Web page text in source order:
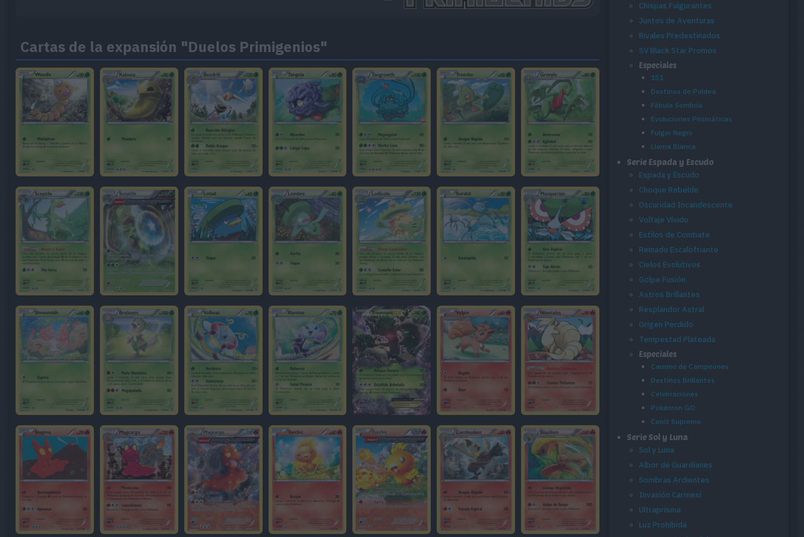
Cartas de la expansión "Duelos Primigenios"
Chispas Fulgurantes
Juntos de Aventuras
Rivales Predestinados
SV Black Star Promos
Especiales
151
Destinos de Paldea
Fábula Sombría
Evoluciones Prismáticas
Fulgor Negro
Llama Blanca
Serie Espada y Escudo
Espada y Escudo
Choque Rebelde
Oscuridad Incandescente
Voltaje Vívido
Estilos de Combate
Reinado Escalofriante
Cielos Evolutivos
Golpe Fusión
Astros Brillantes
Resplandor Astral
Origen Perdido
Tempestad Plateada
Especiales
Camino de Campeones
Destinos Brillantes
Celebraciones
Pokémon GO
Cenit Supremo
Serie Sol y Luna
Sol y Luna
Albor de Guardianes
Sombras Ardientes
Invasión Carmesí
Ultraprisma
Luz Prohibida